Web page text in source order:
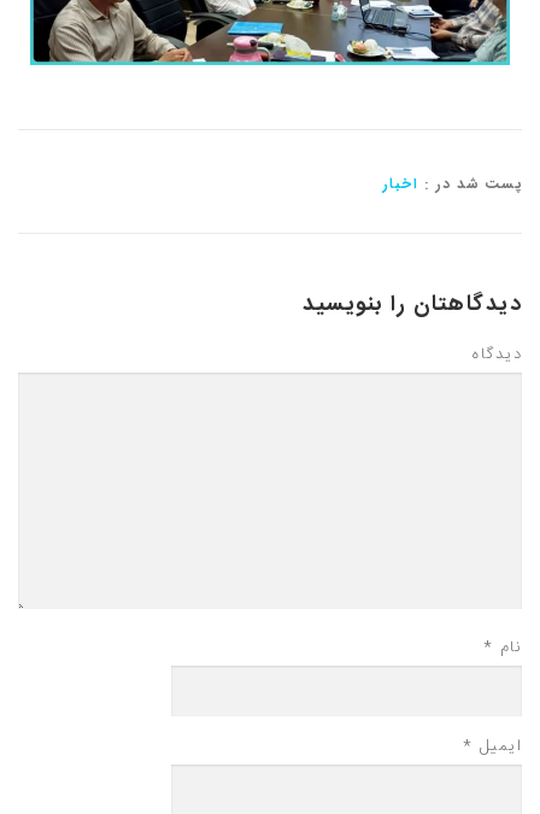
پست شد در : اخبار
دیدگاهتان را بنویسید
دیدگاه
نام *
ایمیل *